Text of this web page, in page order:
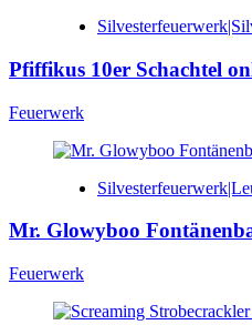
Pfiffikus 10er Schachtel
Feuerwerk
Mr. Glowyboo
Feuerwerk